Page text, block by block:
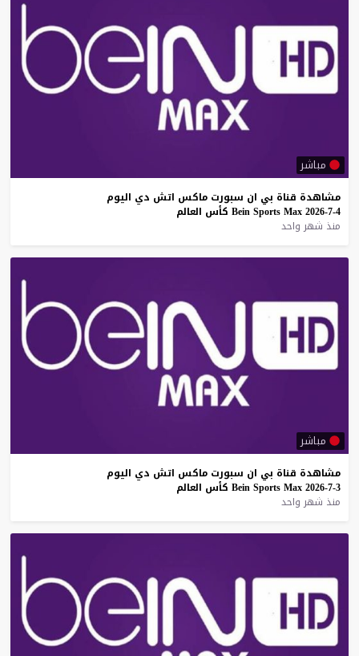
مباشر
مشاهدة قناة بي ان سبورت ماكس اتش دي اليوم
4-7-2026
Bein Sports Max كأس العالم
منذ شهر واحد
مباشر
مشاهدة قناة بي ان سبورت ماكس اتش دي اليوم
3-7-2026
Bein Sports Max كأس العالم
منذ شهر واحد